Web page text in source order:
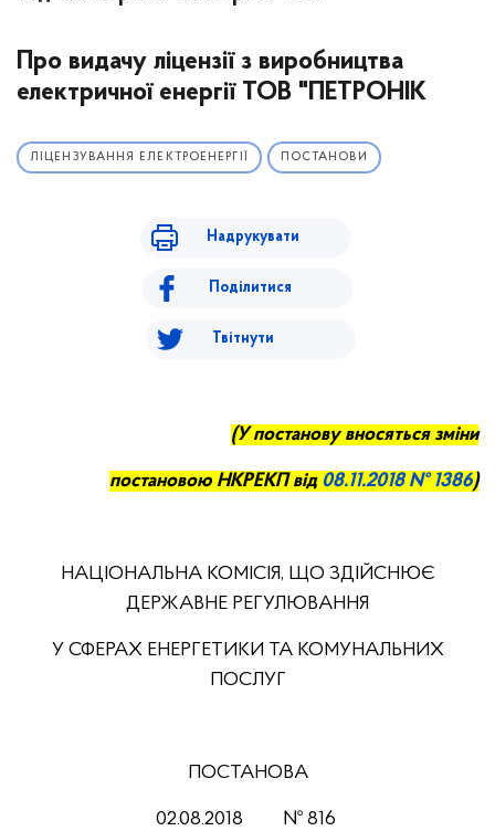
Про видачу ліцензії з виробництва
електричної енергії ТОВ "ПЕТРОНІК
ЛІЦЕНЗУВАННЯ ЕЛЕКТРОЕНЕРГІЇ ПОСТАНОВИ
Надрукувати
Поділитися
Твітнути
(У постанову вносяться зміни
постановою НКРЕКП від 08.11.2018№1386)
НАЦІОНАЛЬНА КОМІСІЯ, ЩО ЗДІЙСНЮЄ
ДЕРЖАВНЕ РЕГУЛЮВАННЯ
У СФЕРАХ ЕНЕРГЕТИКИ ТА КОМУНАЛЬНИХ
ПОСЛУГ
ПОСТАНОВА
02.08.2018 № 816